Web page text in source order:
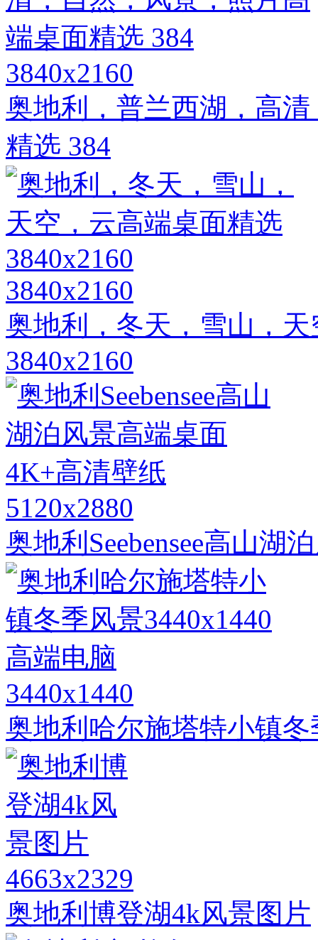
3840x2160
奥地利，普兰西湖，高
精选 384
3840x2160
奥地利，冬天，雪山，
3840x2160
5120x2880
奥地利Seebensee高山湖
3440x1440
奥地利哈尔施塔特小镇
4663x2329
奥地利博登湖4k风景图片